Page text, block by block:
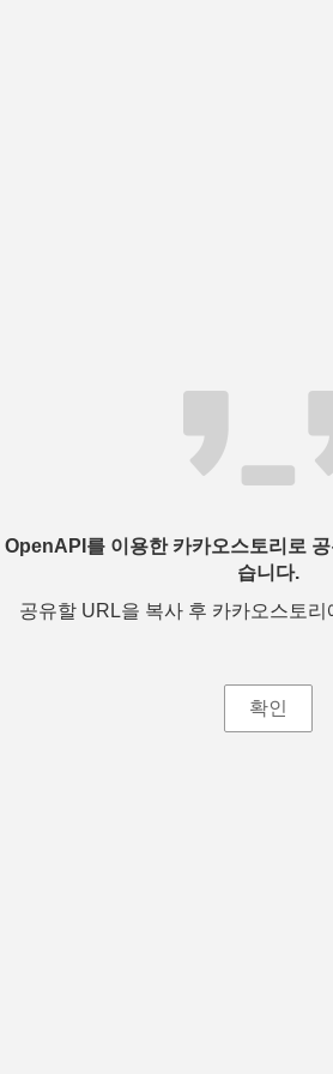
OpenAPI를 이용한 카카오스토리로
습니다.
공유할 URL을 복사 후 카카오스토
확인